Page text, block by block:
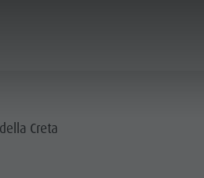
Creta